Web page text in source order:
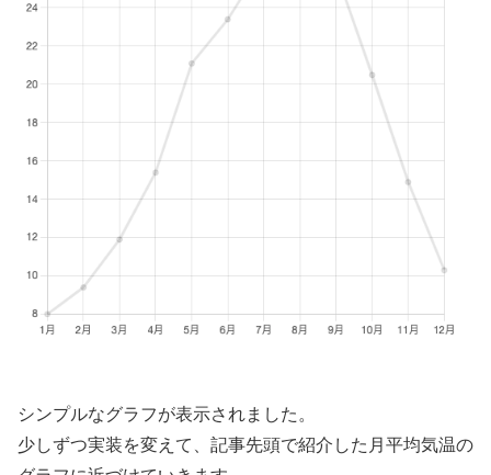
シンプルなグラフが表示されました。
少しずつ実装を変えて、記事先頭で紹介した月平均気温の